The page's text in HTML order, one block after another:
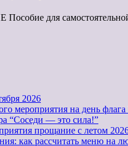
для самостоятельной
2026
мероприятия на день флага
“Соседи — это сила!”
прощание с летом
как рассчитать меню на